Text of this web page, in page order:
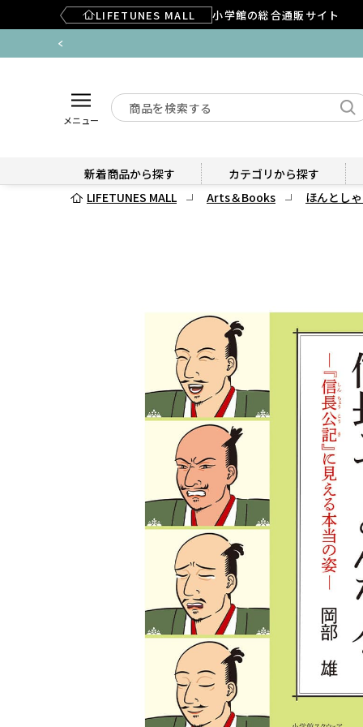
LIFETUNES MALL 小学館の総合通販サイト
メニュー
新着商品から探す
カテゴリから探す
LIFETUNES MALL
Arts＆Books ほんとし